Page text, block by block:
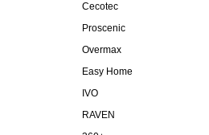
Cecotec
Proscenic
Overmax
Easy Home
IVO
RAVEN